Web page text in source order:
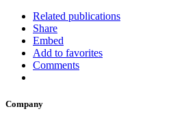
Related publications
Share
Embed
Add to favorites
Comments
Company